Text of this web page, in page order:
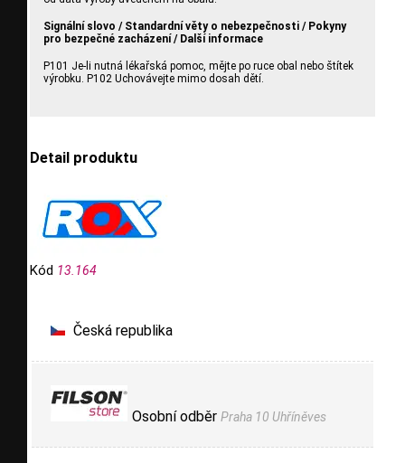
Signální slovo / Standardní věty o nebezpečnosti / Pokyny
pro bezpečné zacházení / Další informace
P101 Je-li nutná lékařská pomoc, mějte po ruce obal nebo štítek
výrobku. P102 Uchovávejte mimo dosah dětí.
Detail produktu
Kód 13.164
Česká republika
Osobní odběr Praha 10 Uhříněves